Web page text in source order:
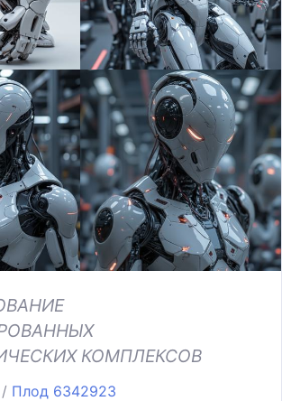
КОМПЛЕКСОВ
/ Плод 6342923